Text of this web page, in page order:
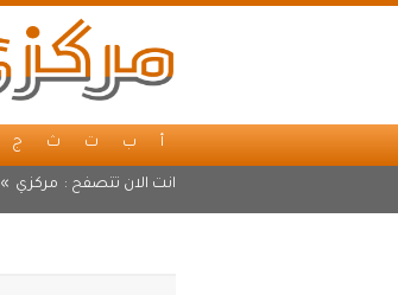
أ ب ت ث ج
انت الان تتصفح : مركزي »